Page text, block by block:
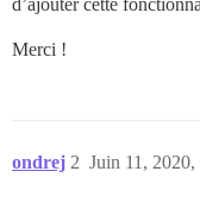
d’ajouter cette
Merci !
ondrej Juin 11, 2020,
2